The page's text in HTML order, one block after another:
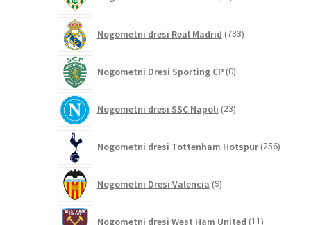
Nogometni dresi Real Madrid 733izdelkov
Nogometni Dresi Sporting CP 0izdelkov
Nogometni dresi SSC Napoli 23izdelkov
Nogometni dresi Tottenham Hotspur 256
Nogometni Dresi Valencia 9izdelkov
Nogometni dresi West Ham United 11